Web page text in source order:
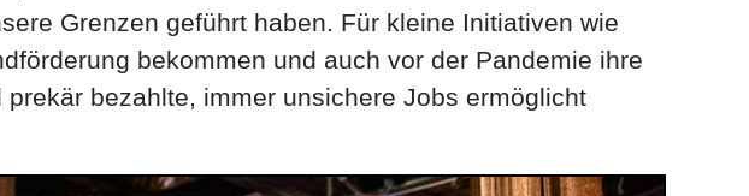
Grenzen geführt haben. Für kleine Initiativen wie
bekommen und auch vor der Pandemie ihre
bezahlte, immer unsichere Jobs ermöglicht